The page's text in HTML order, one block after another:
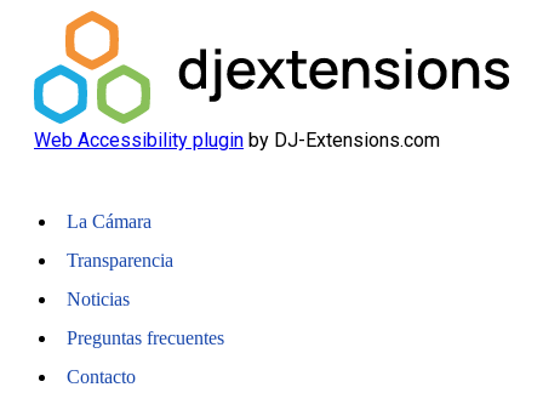
Web Accessibility plugin by DJ-Extensions.com
La Cámara
Transparencia
Noticias
Preguntas frecuentes
Contacto